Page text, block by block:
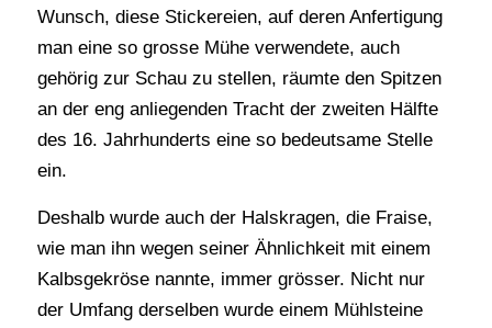
Wunsch, diese Stickereien, auf deren Anfertigung
man eine so grosse Mühe verwendete, auch
gehörig zur Schau zu stellen, räumte den Spitzen
an der eng anliegenden Tracht der zweiten Hälfte
des 16. Jahrhunderts eine so bedeutsame Stelle
ein.
Deshalb wurde auch der Halskragen, die Fraise,
wie man ihn wegen seiner Ähnlichkeit mit einem
Kalbsgekröse nannte, immer grösser. Nicht nur
der Umfang derselben wurde einem Mühlsteine